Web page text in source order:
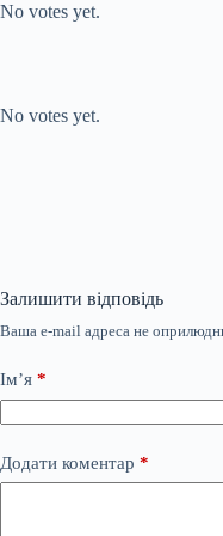
No votes yet.
No votes yet.
Залишити відповідь
Ваша e-mail адреса не
Ім’я *
Додати коментар *